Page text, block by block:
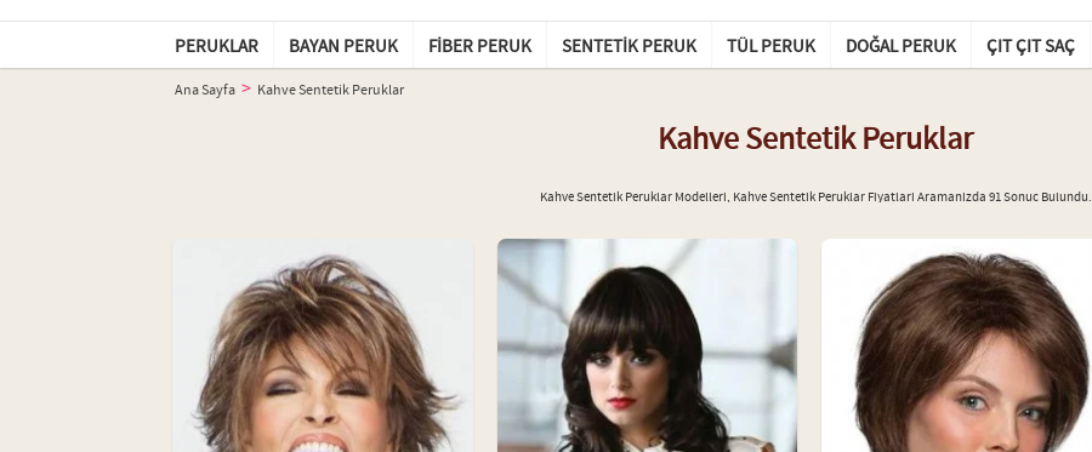
PERUKLAR BAYAN PERUK FIBER PERUK SENTETIK PERUK TÜL PERUK DOĞAL PERUK ÇIT ÇIT SAÇ
Ana Sayfa Kahve Sentetik Peruklar
Kahve Sentetik Peruklar
Kahve Sentetik Peruklar Modelleri, Kahve Sentetik Peruklar Fiyatlari Aramanizda 91 Sonuc Bulundu.